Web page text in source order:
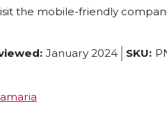
the mobile-friendly
January 2024 SKU: